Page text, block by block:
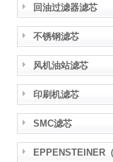
回油过滤器滤芯
不锈钢滤芯
风机油站滤芯
印刷机滤芯
SMC滤芯
EPPENSTEINER